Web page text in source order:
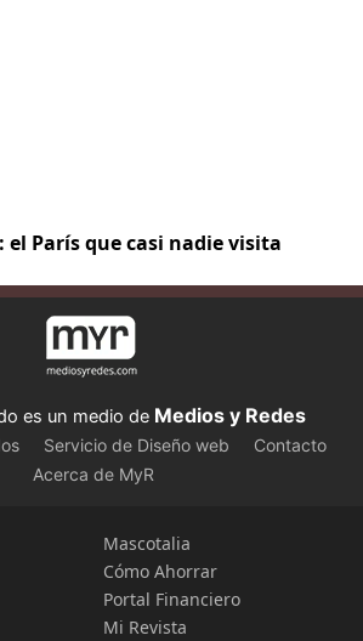
el París que casi nadie visita
es un medio de Medios y Redes
Servicio de Diseño web
Contacto
Acerca de MyR
Mascotalia
Cómo Ahorrar
Portal Financiero
Mi Revista